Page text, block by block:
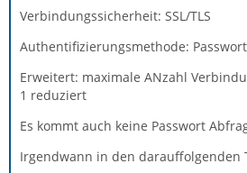
Verbindungssicherheit: SSL/TLS
Authentifizierungsmethode:
Erweitert: maximale ANzahl
1 reduziert
Es kommt auch keine Passwort
Irgendwann in den darauffolgenden